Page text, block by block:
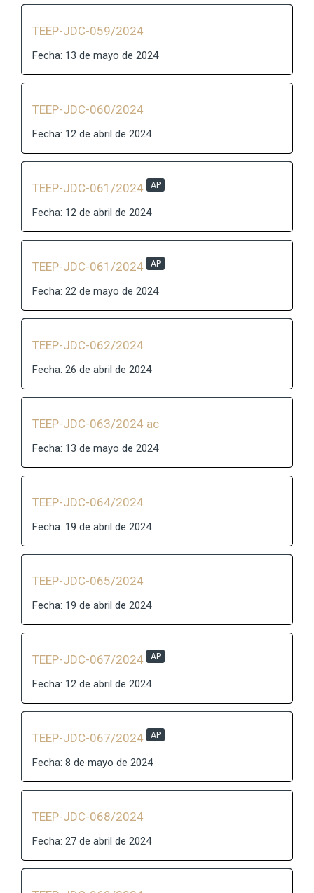
TEEP-JDC-059/2024
Fecha: 13 de mayo de 2024
TEEP-JDC-060/2024
Fecha: 12 de abril de 2024
TEEP-JDC-061/2024 AP
Fecha: 12 de abril de 2024
TEEP-JDC-061/2024 AP
Fecha: 22 de mayo de 2024
TEEP-JDC-062/2024
Fecha: 26 de abril de 2024
TEEP-JDC-063/2024 ac
Fecha: 13 de mayo de 2024
TEEP-JDC-064/2024
Fecha: 19 de abril de 2024
TEEP-JDC-065/2024
Fecha: 19 de abril de 2024
TEEP-JDC-067/2024 AP
Fecha: 12 de abril de 2024
TEEP-JDC-067/2024 AP
Fecha: 8 de mayo de 2024
TEEP-JDC-068/2024
Fecha: 27 de abril de 2024